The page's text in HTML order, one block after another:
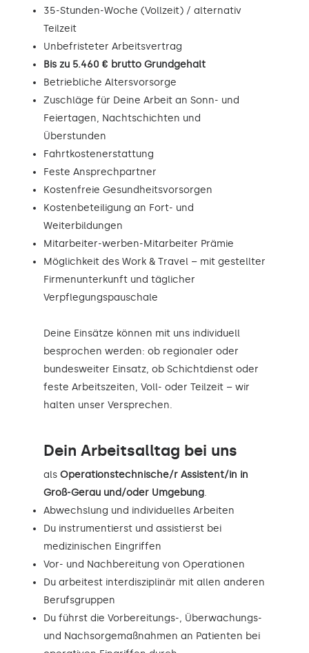
35-Stunden-Woche (Vollzeit) / alternativ
Teilzeit
Unbefristeter Arbeitsvertrag
Bis zu 5.460 € brutto Grundgehalt
Betriebliche Altersvorsorge
Zuschläge für Deine Arbeit an Sonn- und
Feiertagen, Nachtschichten und
Überstunden
Fahrtkostenerstattung
Feste Ansprechpartner
Kostenfreie Gesundheitsvorsorgen
Kostenbeteiligung an Fort- und
Weiterbildungen
Mitarbeiter-werben-Mitarbeiter Prämie
Möglichkeit des Work & Travel – mit gestellter
Firmenunterkunft und täglicher
Verpflegungspauschale
Deine Einsätze können mit uns individuell
besprochen werden: ob regionaler oder
bundesweiter Einsatz, ob Schichtdienst oder
feste Arbeitszeiten, Voll- oder Teilzeit – wir
halten unser Versprechen.
Dein Arbeitsalltag bei uns
als Operationstechnische/r Assistent/in in
Groß-Gerau und/oder Umgebung.
Abwechslung und individuelles Arbeiten
Du instrumentierst und assistierst bei
medizinischen Eingriffen
Vor- und Nachbereitung von Operationen
Du arbeitest interdisziplinär mit allen anderen
Berufsgruppen
Du führst die Vorbereitungs-, Überwachungs-
und Nachsorgemaßnahmen an Patienten bei